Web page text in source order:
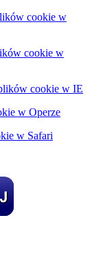
cookie w
cookie w
cookie w IE
w Operze
w Safari